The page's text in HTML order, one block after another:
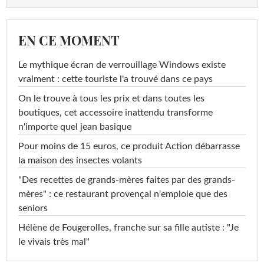
EN CE MOMENT
Le mythique écran de verrouillage Windows existe
vraiment : cette touriste l'a trouvé dans ce pays
On le trouve à tous les prix et dans toutes les
boutiques, cet accessoire inattendu transforme
n'importe quel jean basique
Pour moins de 15 euros, ce produit Action débarrasse
la maison des insectes volants
"Des recettes de grands-mères faites par des grands-
mères" : ce restaurant provençal n'emploie que des
seniors
Hélène de Fougerolles, franche sur sa fille autiste : "Je
le vivais très mal"